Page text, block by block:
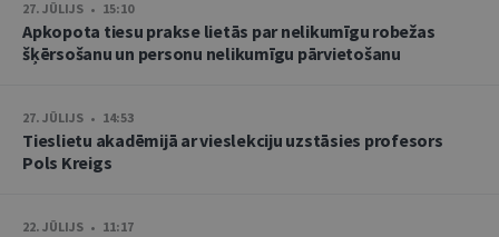
27. JŪLIJS • 15:10
Apkopota tiesu prakse lietās par nelikumīgu robežas
šķērsošanu un personu nelikumīgu pārvietošanu
27. JŪLIJS • 14:53
Tieslietu akadēmijā ar vieslekciju uzstāsies profesors
Pols Kreigs
22. JŪLIJS • 11:17